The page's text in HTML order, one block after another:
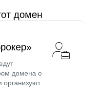
домен
домена о
организуют